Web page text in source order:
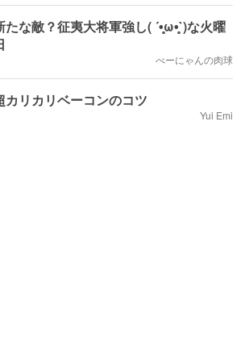
たな敵？征夷大将軍強し( ´•̥̥̥ω•̥̥̥`)な火曜
べーにゃんの肉球
カリカリベーコンのコツ
Yui Emi